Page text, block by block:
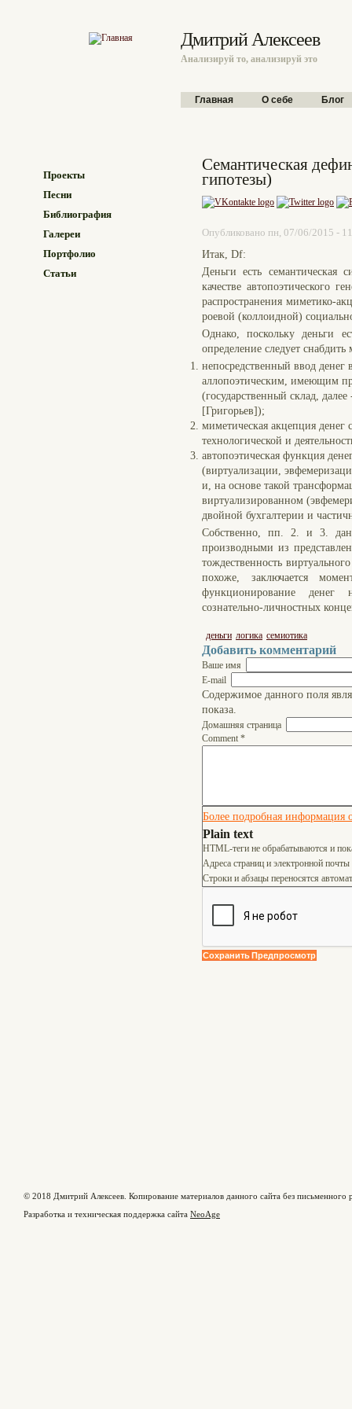
Дмитрий Алексеев
Анализируй то, анализируй это
Главное меню
Главная О себе Блог
Проекты
Песни
Библиография
Галереи
Портфолио
Статьи
Семантическая
гипотезы)
Опубликовано пн, 07/06/2015 -
Итак, Df:
Деньги есть семантическая
качестве автопоэтического
распространения миметико-
роевой (коллоидной)
Однако, поскольку деньги
определение следует
непосредственный ввод денег
аллопоэтическим, имеющим
(государственный склад,
[Григорьев]);
миметическая акцепция денег
технологической и
автопоэтическая функция
(виртуализации,
и, на основе такой
виртуализированном
двойной бухгалтерии и
Собственно, пп. 2. и 3.
производными из
тождественность
похоже, заключается
функционирование денег
сознательно-личностных
деньги логика семиотика
Добавить комментарий
Ваше имя
E-mail
Содержимое данного поля
показа.
Домашняя страница
Comment *
Более подробная информация
Plain text
HTML-теги не обрабатываются и
Адреса страниц и электронной
Строки и абзацы переносятся
© 2018 Дмитрий Алексеев. Копирование материалов данного сайта без письменного
Разработка и техническая поддержка сайта NeoAge